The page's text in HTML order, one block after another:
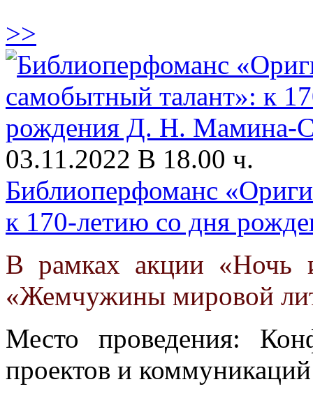
>>
03.11.2022 В 18.00 ч.
Библиоперфоманс
к 170-летию со дня
В рамках акции «Ночь
«Жемчужины мировой
Место проведения:
проектов и коммуникаций